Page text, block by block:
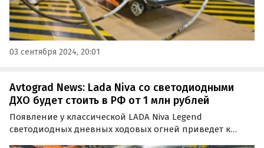
03 сентября 2024, 20:01
Avtograd News: Lada Niva со светодиодными
ДХО будет стоить в РФ от 1 млн рублей
Появление у классической LADA Niva Legend
светодиодных дневных ходовых огней приведет к